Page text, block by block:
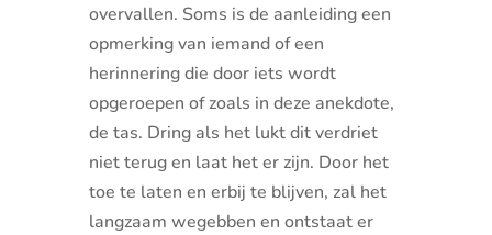
overvallen. Soms is de aanleiding een
opmerking van iemand of een
herinnering die door iets wordt
opgeroepen of zoals in deze anekdote,
de tas. Dring als het lukt dit verdriet
niet terug en laat het er zijn. Door het
toe te laten en erbij te blijven, zal het
langzaam wegebben en ontstaat er